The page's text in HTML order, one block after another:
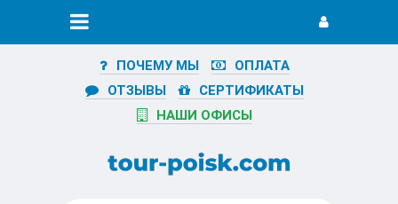
ПОЧЕМУ МЫ
ОПЛАТА
ОТЗЫВЫ
СЕРТИФИКАТЫ
НАШИ ОФИСЫ